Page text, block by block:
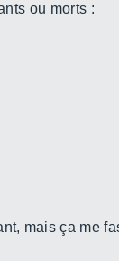
ou morts :
mais ça me